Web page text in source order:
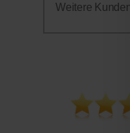
Weitere